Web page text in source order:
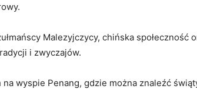
Malezyjczycy, chińska społeczność⁤
i zwyczajów.
wyspie Penang, gdzie⁢ można znaleźć